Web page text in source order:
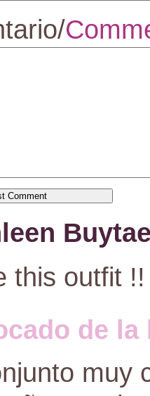
this outfit !!
de la
muy